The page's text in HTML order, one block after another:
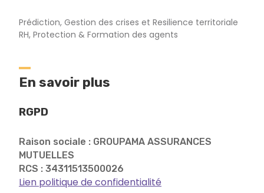
Prédiction, Gestion des crises et Resilience territoriale
RH, Protection & Formation des agents
En savoir plus
RGPD
Raison sociale : GROUPAMA ASSURANCES
MUTUELLES
RCS : 34311513500026
Lien politique de confidentialité